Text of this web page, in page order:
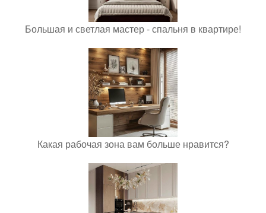
Большая и светлая мастер - спальня в квартире!
Какая рабочая зона вам больше нравится?